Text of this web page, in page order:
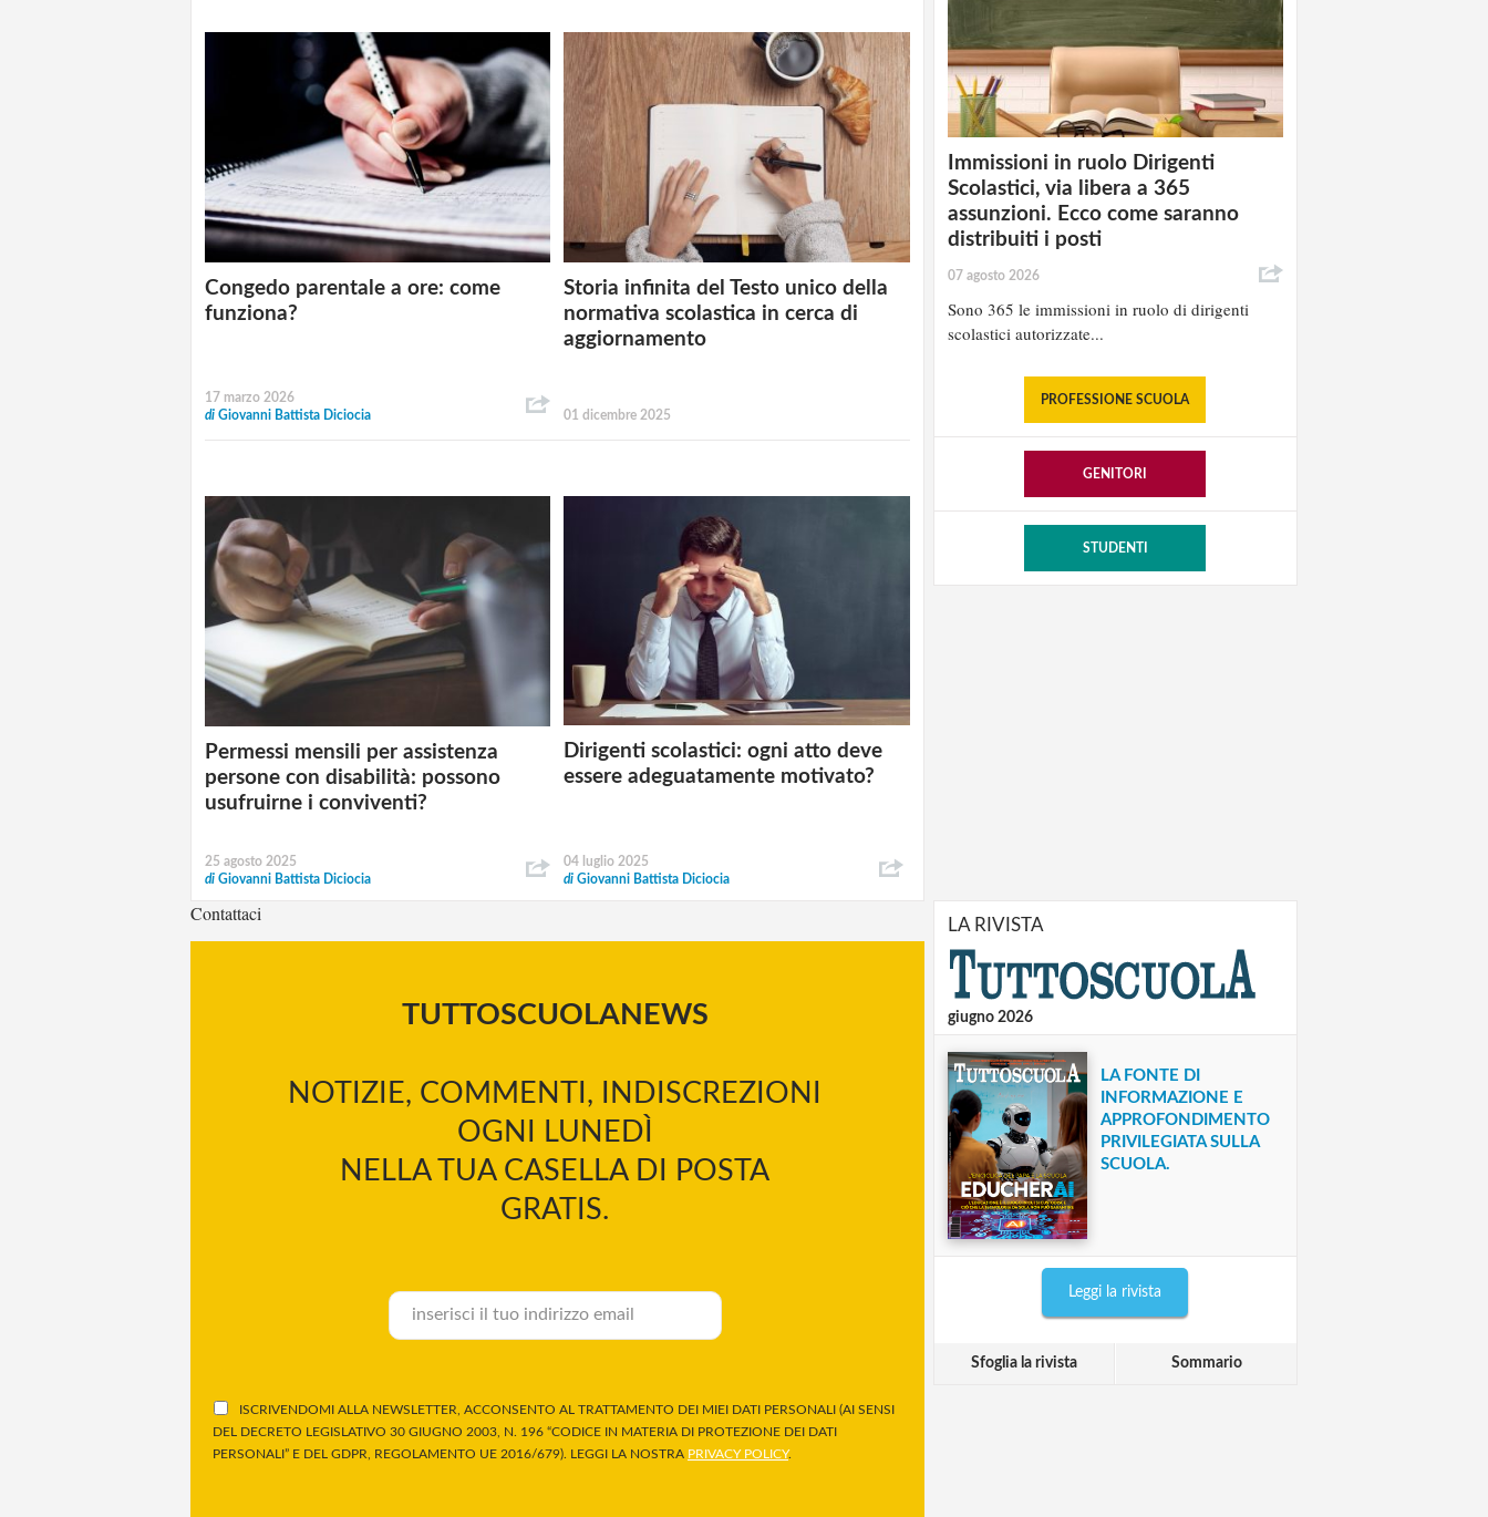
Congedo parentale a ore: come
funziona?
17 marzo 2026
di Giovanni Battista Diciocia
Storia infinita del Testo unico della
normativa scolastica in cerca di
aggiornamento
01 dicembre 2025
Permessi mensili per assistenza
persone con disabilità: possono
usufruirne i conviventi?
25 agosto 2025
di Giovanni Battista Diciocia
Dirigenti scolastici: ogni atto deve
essere adeguatamente motivato?
04 luglio 2025
diGiovanni Battista Diciocia
Contattaci
TUTTOSCUOLANEWS
NOTIZIE, COMMENTI, INDISCREZIONI
OGNI LUNEDÌ
NELLA TUA CASELLA DI POSTA
GRATIS.
ISCRIVENDOMI ALLA NEWSLETTER, ACCONSENTO AL TRATTAMENTO DEI MIEI DATI PERSONALI (AI SENSI
DEL DECRETO LEGISLATIVO 30 GIUGNO 2003, N. 196 “CODICE IN MATERIA DI PROTEZIONE DEI DATI
PERSONALI” E DEL GDPR, REGOLAMENTO UE 2016/679). LEGGI LA NOSTRA PRIVACY POLICY.
Immissioni in ruolo Dirigenti
Scolastici, via libera a 365
assunzioni. Ecco come saranno
distribuiti i posti
07 agosto 2026
Sono 365 le immissioni in ruolo di dirigenti
scolastici autorizzate...
PROFESSIONE SCUOLA
GENITORI
STUDENTI
LA RIVISTA
giugno 2026
LA FONTE DI
INFORMAZIONE E
APPROFONDIMENTO
PRIVILEGIATA SULLA
SCUOLA.
Leggi la rivista
Sfoglia la rivista Sommario